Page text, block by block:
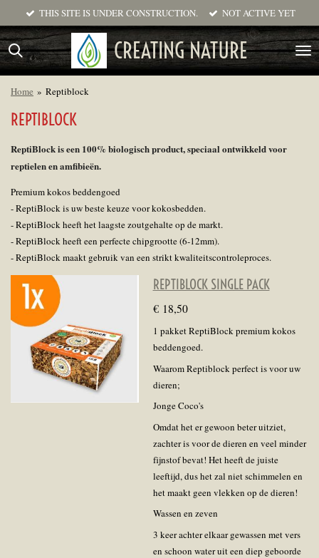
direct
naar
de
CREATING NATURE
THIS SITE IS UNDER CONSTRUCTION. NOT ACTIVE YET
Home » Reptiblock
REPTIBLOCK
ReptiBlock is een 100% biologisch product, speciaal ontwikkeld voor
reptielen en amfibieën.
Premium kokos beddengoed
- ReptiBlock is uw beste keuze voor kokosbedden.
- ReptiBlock heeft het laagste zoutgehalte op de markt.
- ReptiBlock heeft een perfecte chipgrootte (6-12mm).
- ReptiBlock maakt gebruik van een strikt kwaliteitscontroleproces.
REPTIBLOCK SINGLE PACK
€ 18,50
1 pakket ReptiBlock premium kokos
beddengoed.
Waarom Reptiblock perfect is voor uw
dieren;
Jonge Coco's
Omdat het er gewoon beter uitziet,
zachter is voor de dieren en veel minder
fijnstof bevat! Het heeft de juiste
leeftijd, dus het zal niet schimmelen en
het maakt geen vlekken op de dieren!
Wassen en zeven
3 keer achter elkaar gewassen met vers
en schoon water uit een diep geboorde